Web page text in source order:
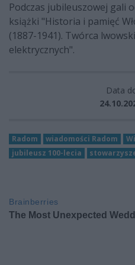
Podczas jubileuszowej gali
książki "Historia i pamięć
(1887-1941). Twórca
elektrycznych".
Data
Radom wiadomości Radom
jubileusz 100-lecia